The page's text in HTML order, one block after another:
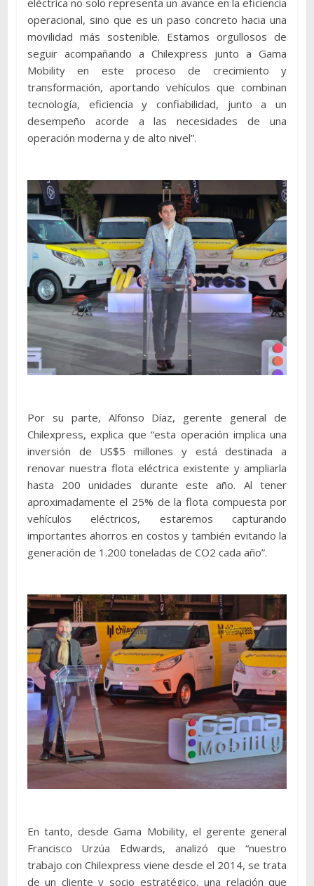
operacional, sino que es un paso concreto hacia una
movilidad más sostenible. Estamos orgullosos de
seguir acompañando a Chilexpress junto a Gama
Mobility en este proceso de crecimiento y
transformación, aportando vehículos que combinan
tecnología, eficiencia y confiabilidad, junto a un
desempeño acorde a las necesidades de una
operación moderna y de alto nivel”.
Por su parte, Alfonso Díaz, gerente general de
Chilexpress, explica que “esta operación implica una
inversión de US$5 millones y está destinada a
renovar nuestra flota eléctrica existente y ampliarla
hasta 200 unidades durante este año. Al tener
aproximadamente el 25% de la flota compuesta por
vehículos eléctricos, estaremos capturando
importantes ahorros en costos y también evitando la
generación de 1.200 toneladas de CO2 cada año”.
En tanto, desde Gama Mobility, el gerente general
Francisco Urzúa Edwards, analizó que “nuestro
trabajo con Chilexpress viene desde el 2014, se trata
de un cliente y socio estratégico, una relación que